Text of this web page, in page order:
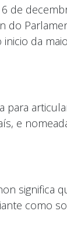
de
da
e
significa
como